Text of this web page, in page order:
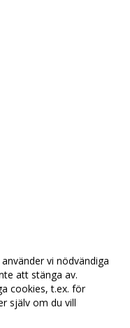
vi nödvändiga
att stänga av.
cookies, t.ex. för
själv om du vill